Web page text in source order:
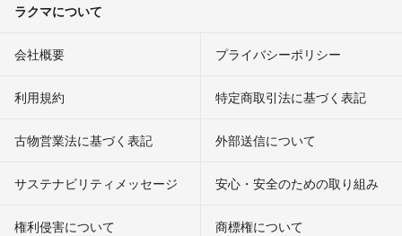
ラクマについて
会社概要 プライバシーポリシー
利用規約 特定商取引法に基づく表記
古物営業法に基づく表記 外部送信について
サステナビリティメッセージ 安心・安全のための取り組み
権利侵害について
商標権について